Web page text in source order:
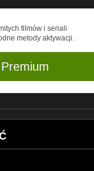
filmów i seriali
metody aktywacji.